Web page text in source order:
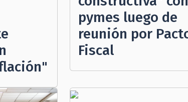
pymes luego de
reunión por
Fiscal